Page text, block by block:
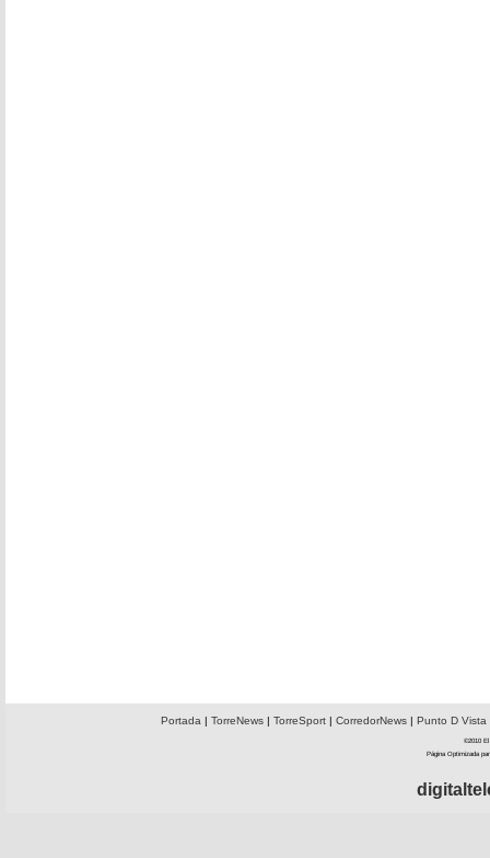
Portada | TorreNews| TorreSport| CorredorNews| Punto D Vista
©2010 El
Página Optimizada